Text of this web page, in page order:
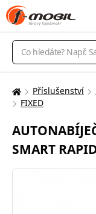
Vyhledávání
Zde
nacházíte:
Příslušenství
FIXED
SMART